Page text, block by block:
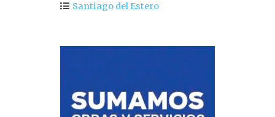
Santiago del Estero